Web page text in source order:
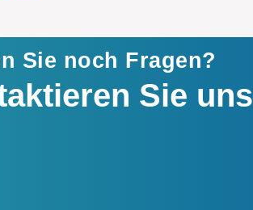
Sie noch Fragen?
Sie uns